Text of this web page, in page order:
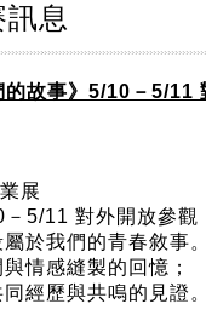
息
故事》5/10－5/11
展
5/11 對外開放參觀
於我們的青春敘事。
情感縫製的回憶；
經歷與共鳴的見證。